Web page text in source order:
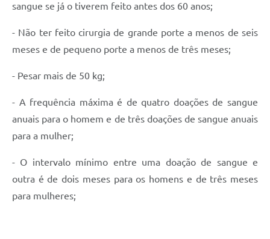
sangue se já o tiverem feito antes dos 60 anos;
- Não ter feito cirurgia de grande porte a menos de seis
meses e de pequeno porte a menos de três meses;
- Pesar mais de 50 kg;
- A frequência máxima é de quatro doações de sangue
anuais para o homem e de três doações de sangue anuais
para a mulher;
- O intervalo mínimo entre uma doação de sangue e
outra é de dois meses para os homens e de três meses
para mulheres;